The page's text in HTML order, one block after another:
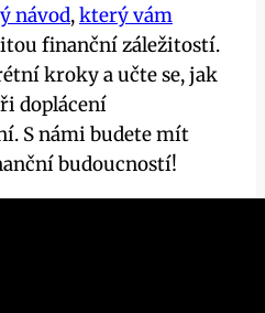
návod,který vám
finanční záležitostí.
kroky a učte se, jak
doplácení
S námi budete mít
budoucností!